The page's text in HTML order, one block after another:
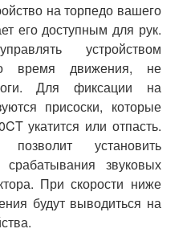
наторпедо вашего
его доступным для рук.
устройством
время движения, не
Для фиксации на
присоски, которые
укатится или отпасть.
установить
звуковых
. При скорости ниже
будут выводиться на